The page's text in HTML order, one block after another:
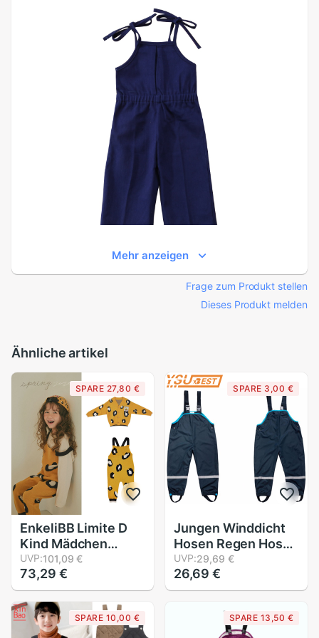
Mehr anzeigen
Frage zum Produkt stellen
Dieses Produkt melden
Ähnliche artikel
SPARE 27,80 €
EnkeliBB Limite D
Kind Mädchen
Leopard Insgesamt
und Mantel
Passenden
freundlicher
Koreanische Herbst
UVP:101,09 €
73,29 €
SPARE 3,00 €
Jungen Winddicht
Hosen Regen Hosen
1-7 Jahre Mädchen
Jungen
Wasserdichte
Overall Mädchen
freundlicher
UVP:29,69 €
26,69 €
SPARE 10,00 € SPARE 13,50 €